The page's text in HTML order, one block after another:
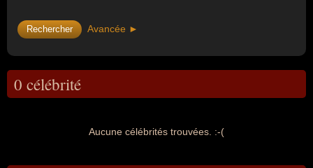
Avancée ►
0 célébrité
Aucune célébrités trouvées. :-(